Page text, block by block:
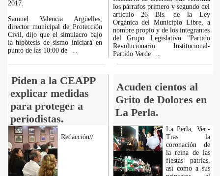
2017.
Samuel Valencia Argüelles,
director municipal de Protección
Civil, dijo que el simulacro bajo
la hipótesis de sismo iniciará en
punto de las 10:00 de
los párrafos primero y segundo del
artículo 26 Bis. de la Ley
Orgánica del Municipio Libre, a
nombre propio y de los integrantes
del Grupo Legislativo "Partido
Revolucionario Institucional-
Partido Verde
Piden a la CEAPP
explicar medidas
para proteger a
periodistas.
Acuden cientos al
Grito de Dolores en
La Perla.
Redacción//
La Perla, Ver.-
Tras la
coronación de
la reina de las
fiestas patrias,
así como a sus